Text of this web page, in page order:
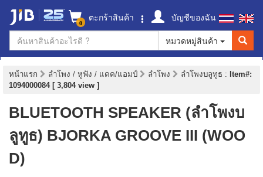
0 ตะกร้าสินค้า
บัญชีของฉัน
หมวดหมู่สินค้า
หน้าแรก ลำโพง / หูฟัง / แดค/แอมป์ ลำโพง ลำโพงบลูทูธ : Item#:
1094000084 [ 3,804 view ]
BLUETOOTH SPEAKER (ลำโพงบ
ลูทูธ) BJORKA GROOVE III (WOO
D)